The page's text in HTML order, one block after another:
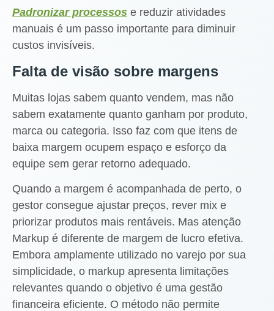
Padronizar processos e reduzir atividades
manuais é um passo importante para diminuir
custos invisíveis.
Falta de visão sobre margens
Muitas lojas sabem quanto vendem, mas não
sabem exatamente quanto ganham por produto,
marca ou categoria. Isso faz com que itens de
baixa margem ocupem espaço e esforço da
equipe sem gerar retorno adequado.
Quando a margem é acompanhada de perto, o
gestor consegue ajustar preços, rever mix e
priorizar produtos mais rentáveis. Mas atenção
Markup é diferente de margem de lucro efetiva.
Embora amplamente utilizado no varejo por sua
simplicidade, o markup apresenta limitações
relevantes quando o objetivo é uma gestão
financeira eficiente. O método não permite